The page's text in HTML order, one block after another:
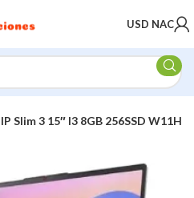
USD NAC
Slim 3 15″ I3 8GB 256SSD W11H